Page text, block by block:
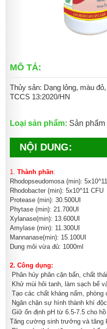
MÔ TẢ:
Thủy sản: Dạng lỏng, màu
TCCS 13:2020/HN
Loại sản phẩm: Sản
NỘI DUNG:
1. Thành phần:
Rhodopseudomosa (min):
Rhodobacter (min): 5x10^11 CFU
Protease (min): 30.500UI
Phytase (min): 21.700UI
Xylanase(min): 13.600UI
Amylase (min): 11.300UI
Mannanase(min): 15.100UI
Dung môi vừa đủ: 1000ml
2. Công dụng:
Phân hủy phân cặn bẩn, chất
Khử mùi hôi tanh, làm sạch bể
Tạo các chất kháng nấm, phòng
Ngăn chặn sự hình thành khí
Giữ ổn định pH từ 6.5-7.5 cho hồ
Tăng cường sinh trưởng và tăng